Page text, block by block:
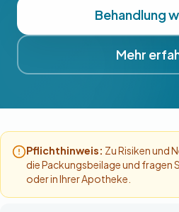
Behandlung
Mehr
Pflichthinweis: Zu Risiken und
die Packungsbeilage und fragen
oder in Ihrer Apotheke.